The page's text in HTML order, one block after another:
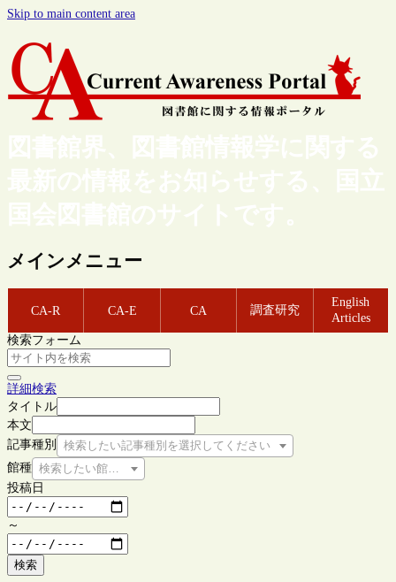
Skip to main content area
図書館界、図書館情報学に関する
最新の情報をお知らせする、国立
国会図書館のサイトです。
メインメニュー
CA-R CA-E CA 調査研究
English
Articles
検索フォーム
詳細検索
タイトル
本文
記事種別
検索したい記事種別を選択してください
館種 検索したい館種を選択してください
投稿日
～
検索